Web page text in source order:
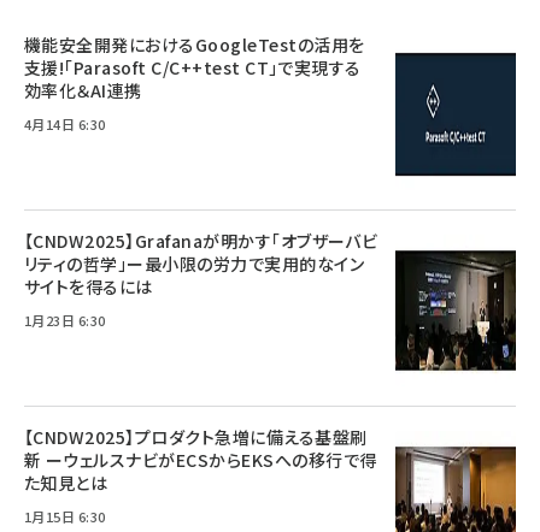
機能安全開発におけるGoogleTestの活用を
支援!「Parasoft C/C++test CT」で実現する
効率化＆AI連携
4月14日 6:30
【CNDW2025】Grafanaが明かす「オブザーバビ
リティの哲学」ー最小限の労力で実用的なイン
サイトを得るには
1月23日 6:30
【CNDW2025】プロダクト急増に備える基盤刷
新 ーウェルスナビがECSからEKSへの移行で得
た知見とは
1月15日 6:30